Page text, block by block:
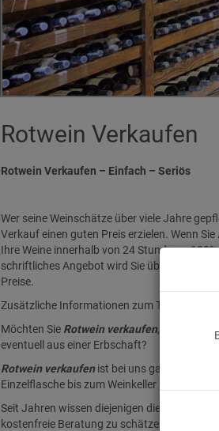
Rotwein Verkaufen
Rotwein Verkaufen – Einfach – Seriös
Wer seine Weinschätze über viele Jahre
Verkauf einen guten Preis erzielen. Wenn Sie
Ihre Weine innerhalb von 24 Stunden –
schriftliches Angebot wird Sie überzeugen.
Preise.
Zusätzliche Informationen zum Thema
Möchten Sie Rotwein verkaufen, den Sie
eventuell aus einer Erbschaft?
Rotwein verkaufenist bei uns ganz einfach.
Einzelflasche bis zum Weinkeller …
Seit Jahren wissen diejenigen die uns
kostenfreie Beratung zu schätzen.